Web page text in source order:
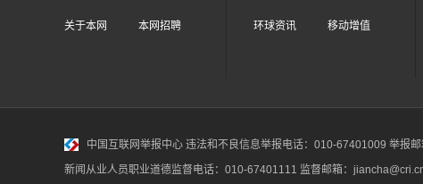
关于本网 本网招聘 环球资讯 移动增值
中国互联网举报中心 违法和不良信息举报电话：010-67401009 举报
新闻从业人员职业道德监督电话：010-67401111 监督邮箱：